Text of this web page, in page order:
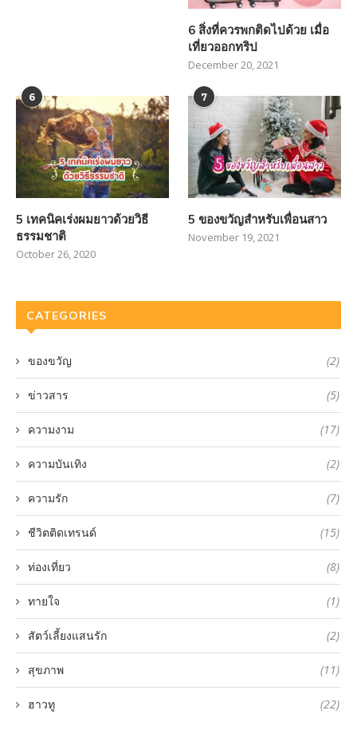
6 สิ่งที่ควรพกติดไปด้วย เมื่อ
เที่ยวออกทริป
December 20, 2021
6
5 เทคนิคเร่งผมยาวด้วยวิธี
ธรรมชาติ
October 26, 2020
7
5 ของขวัญสำหรับเพื่อนสาว
November 19, 2021
CATEGORIES
ของขวัญ (2)
ข่าวสาร (5)
ความงาม (17)
ความบันเทิง (2)
ความรัก (7)
ชีวิตติดเทรนด์ (15)
ท่องเที่ยว (8)
ทายใจ (1)
สัตว์เลี้ยงแสนรัก (2)
สุขภาพ (11)
ฮาวทู (22)